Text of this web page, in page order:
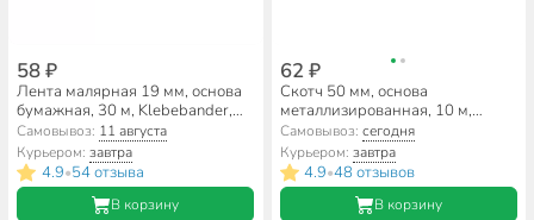
58 ₽
Лента малярная 19 мм, основа
бумажная, 30 м, Klebebander,
Kraft Premium, крепированная
Самовывоз: 11 августа
Курьером:завтра
4.9•54 отзыва
В корзину
62 ₽
Скотч 50 мм, основа
металлизированная, 10 м,
Klebebander, TZК451T
Самовывоз: сегодня
Курьером: завтра
4.9•48 отзывов
В корзину